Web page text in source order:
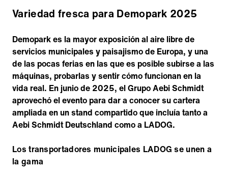
Variedad fresca para Demopark 2025
Demopark es la mayor exposición al aire libre de
servicios municipales y paisajismo de Europa, y una
de las pocas ferias en las que es posible subirse a las
máquinas, probarlas y sentir cómo funcionan en la
vida real. En junio de 2025, el Grupo Aebi Schmidt
aprovechó el evento para dar a conocer su cartera
ampliada en un stand compartido que incluía tanto a
Aebi Schmidt Deutschland como a LADOG.
Los transportadores municipales LADOG se unen a
la gama